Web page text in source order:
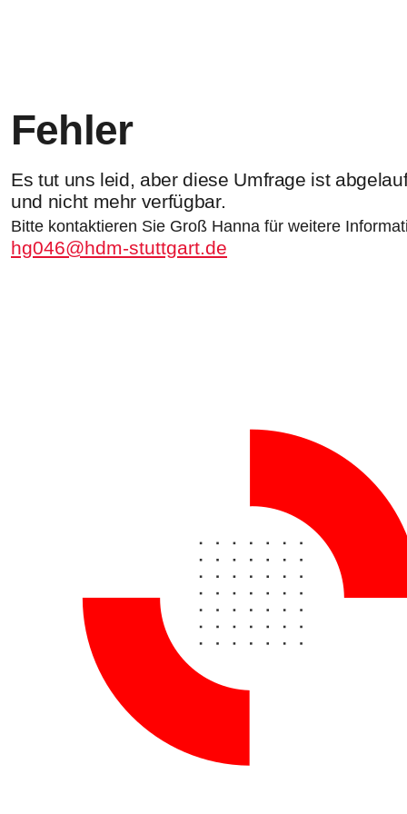
Fehler
Es tut uns leid, aber diese Umfrage ist
und nicht mehr verfügbar.
Bitte kontaktieren Sie Groß Hanna für weitere
hg046@hdm-stuttgart.de